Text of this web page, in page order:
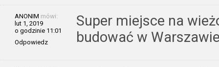
ANONIM mówi:
lut 1, 2019
o godzinie 11:01
Odpowiedz
Super miejsce na
budować w